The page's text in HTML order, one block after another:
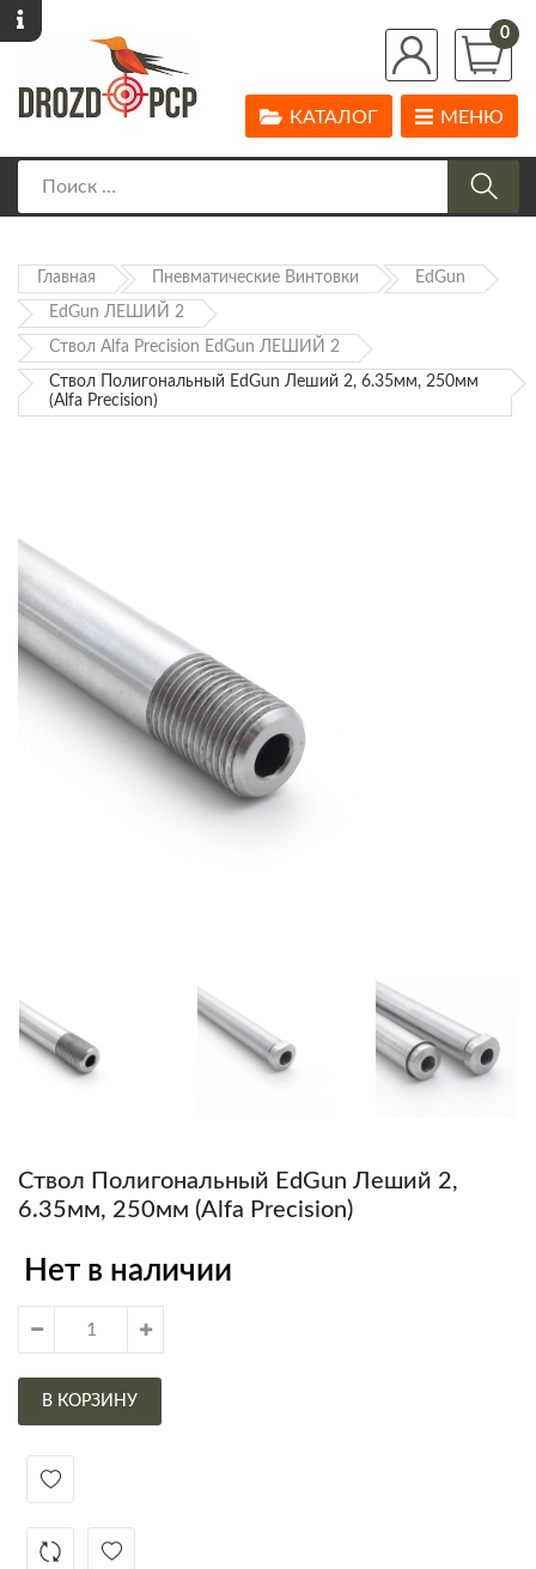
0
МЕНЮ
КАТАЛОГ
Главная Пневматические Винтовки EdGun
EdGun ЛЕШИЙ 2
Ствол Alfa Precision EdGun ЛЕШИЙ 2
Ствол Полигональный EdGun Леший 2, 6.35мм, 250мм
(Alfa Precision)
Ствол Полигональный EdGun Леший 2,
6.35мм, 250мм (Alfa Precision)
Нет в наличии
В КОРЗИНУ